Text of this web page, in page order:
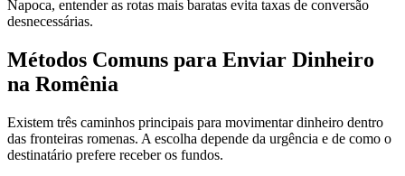
Napoca, entender as rotas mais baratas evita taxas de conversão
desnecessárias.
Métodos Comuns para Enviar Dinheiro
na Romênia
Existem três caminhos principais para movimentar dinheiro dentro
das fronteiras romenas. A escolha depende da urgência e de como o
destinatário prefere receber os fundos.